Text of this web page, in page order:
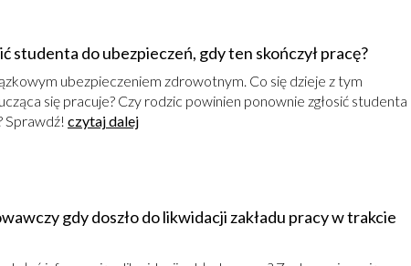
studenta do ubezpieczeń, gdy ten skończył pracę?
ubezpieczeniem zdrowotnym. Co się dzieje z tym
się pracuje? Czy rodzic powinien ponownie zgłosić studenta
Sprawdź! czytaj dalej
gdy doszło do likwidacji zakładu pracy w trakcie